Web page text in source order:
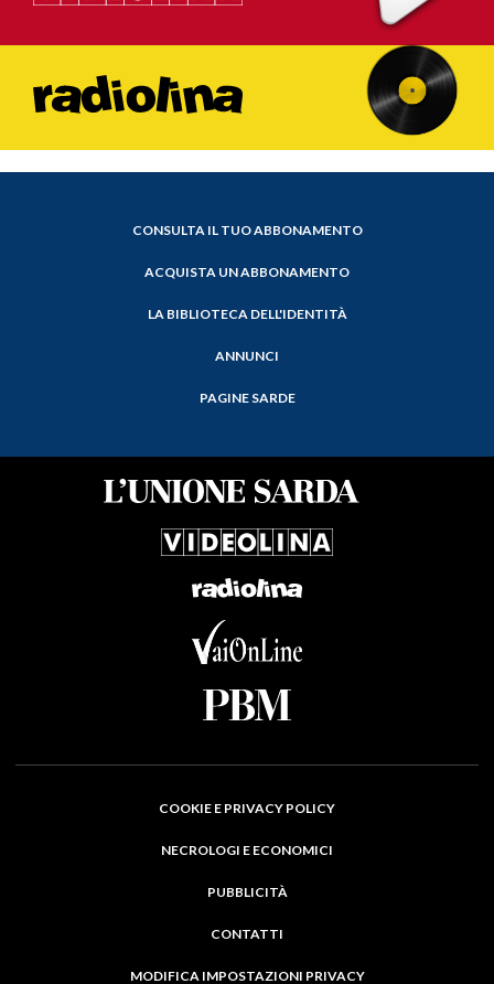
CONSULTA IL TUO ABBONAMENTO
ACQUISTA UN ABBONAMENTO
LA BIBLIOTECA DELL'IDENTITÀ
ANNUNCI
PAGINE SARDE
COOKIE E PRIVACY POLICY
NECROLOGI E ECONOMICI
PUBBLICITÀ
CONTATTI
MODIFICA IMPOSTAZIONI PRIVACY